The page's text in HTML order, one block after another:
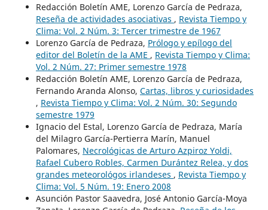
Redacción Boletín AME, Lorenzo García de Pedraza,
Reseña de actividades asociativas , Revista Tiempo y
Clima: Vol. 2 Núm. 3: Tercer trimestre de 1967
Lorenzo García de Pedraza, Prólogo y epílogo del
editor del Boletín de la AME , Revista Tiempo y Clima:
Vol. 2 Núm. 27: Primer semestre 1978
Redacción Boletín AME, Lorenzo García de Pedraza,
Fernando Aranda Alonso, Cartas, libros y curiosidades
, Revista Tiempo y Clima: Vol. 2 Núm. 30: Segundo
semestre 1979
Ignacio del Estal, Lorenzo García de Pedraza, María
del Milagro García-Pertierra Marín, Manuel
Palomares, Necrológicas de Arturo Azpiroz Yoldi,
Rafael Cubero Robles, Carmen Durántez Relea, y dos
grandes meteorológos irlandeses , Revista Tiempo y
Clima: Vol. 5 Núm. 19: Enero 2008
Asunción Pastor Saavedra, José Antonio García-Moya